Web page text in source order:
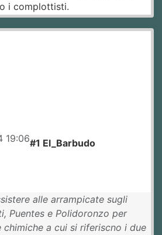
i complottisti.
19:06#1 El_Barbudo
alle arrampicate sugli
Puentes e Polidoronzo per
chimiche a cui si riferiscno i due